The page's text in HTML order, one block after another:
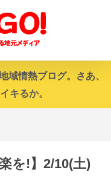
域情熱ブログ。さあ、
キるか。
を!】2/10(土)